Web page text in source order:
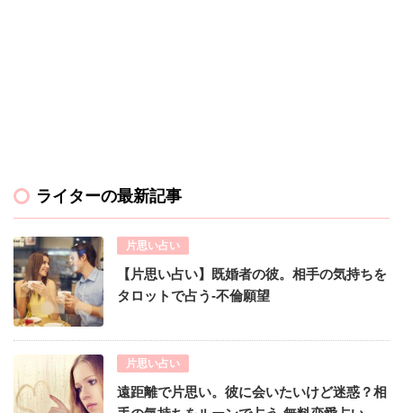
ライターの最新記事
片思い占い
【片思い占い】既婚者の彼。相手の気持ちを
タロットで占う-不倫願望
片思い占い
遠距離で片思い。彼に会いたいけど迷惑？相